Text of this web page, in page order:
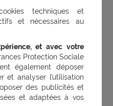
un
de blessures
ou au travail.
techniques et
et nécessaires au
et avec votre
Protection Sociale
également déposer
et analyser l’utilisation
des publicités et
et adaptées à vos